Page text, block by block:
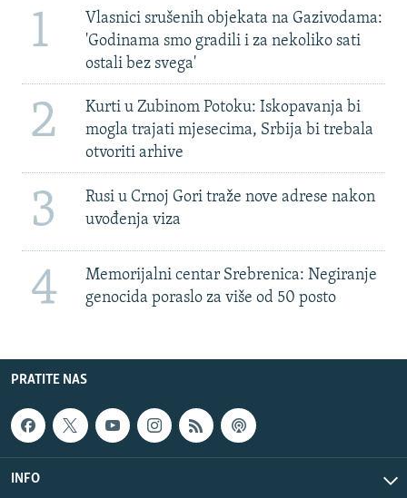
1
Vlasnici srušenih objekata na Gazivodama:
'Godinama smo gradili i za nekoliko sati
ostali bez svega'
2
Kurti u Zubinom Potoku: Iskopavanja bi
mogla trajati mjesecima, Srbija bi trebala
otvoriti arhive
3
Rusi u Crnoj Gori traže nove adrese nakon
uvođenja viza
4
Memorijalni centar Srebrenica: Negiranje
genocida poraslo za više od 50 posto
PRATITE NAS
INFO